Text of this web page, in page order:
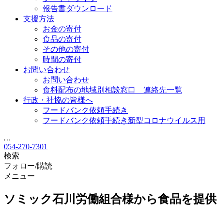
報告書ダウンロード
支援方法
お金の寄付
食品の寄付
その他の寄付
時間の寄付
お問い合わせ
お問い合わせ
食料配布の地域別相談窓口 連絡先一覧
行政・社協の皆様へ
フードバンク依頼手続き
フードバンク依頼手続き新型コロナウイルス用
…
054-270-7301
検索
フォロー/購読
メニュー
ソミック石川労働組合様から食品を提